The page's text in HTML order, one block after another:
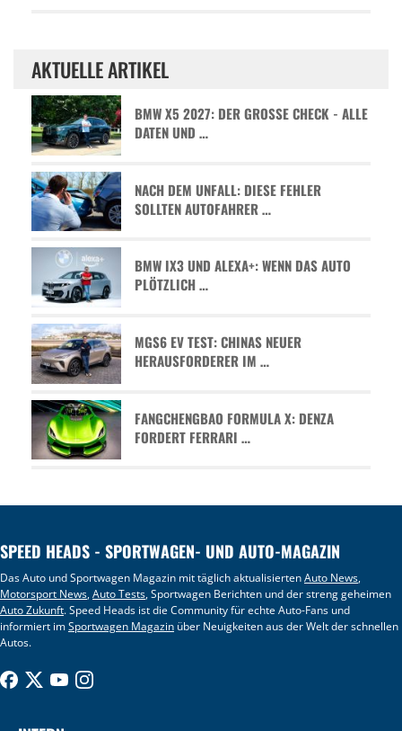
AKTUELLE ARTIKEL
BMW X5 2027: DER GROSSE CHECK - ALLE D
ATEN UND …
NACH DEM UNFALL: DIESE FEHLER
SOLLTEN AUTOFAHRER …
BMW IX3 UND ALEXA+: WENN DAS AUTO
PLÖTZLICH …
MGS6 EV TEST: CHINAS NEUER
HERAUSFORDERER IM …
FANGCHENGBAO FORMULA X: DENZA
FORDERT FERRARI …
SPEED HEADS - SPORTWAGEN- UND AUTO-MAGAZIN
Das Auto und Sportwagen Magazin mit täglich aktualisiertenAuto News,
Motorsport News,Auto Tests, Sportwagen Berichten und der streng geheimen
Auto Zukunft. Speed Heads ist die Community für echte Auto-Fans und
informiert imSportwagen Magazin über Neuigkeiten aus der Welt der schnellen
Autos.